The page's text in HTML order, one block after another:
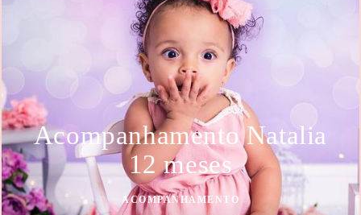
Acompanhamento Natalia
12 meses
ACOMPANHAMENTO